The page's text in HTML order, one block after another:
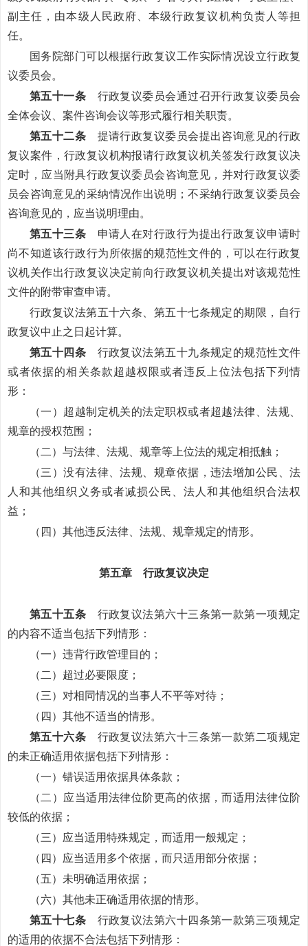
副主任，由本级人民政府、本级行政复议机构负责人等担
任。
国务院部门可以根据行政复议工作实际情况设立行政复
议委员会。
第五十一条 行政复议委员会通过召开行政复议委员会
全体会议、案件咨询会议等形式履行相关职责。
第五十二条 提请行政复议委员会提出咨询意见的行政
复议案件，行政复议机构报请行政复议机关签发行政复议决
定时，应当附具行政复议委员会咨询意见，并对行政复议委
员会咨询意见的采纳情况作出说明；不采纳行政复议委员会
咨询意见的，应当说明理由。
第五十三条 申请人在对行政行为提出行政复议申请时
尚不知道该行政行为所依据的规范性文件的，可以在行政复
议机关作出行政复议决定前向行政复议机关提出对该规范性
文件的附带审查申请。
行政复议法第五十六条、第五十七条规定的期限，自行
政复议中止之日起计算。
第五十四条 行政复议法第五十九条规定的规范性文件
或者依据的相关条款超越权限或者违反上位法包括下列情
形：
（一）超越制定机关的法定职权或者超越法律、法规、
规章的授权范围；
（二）与法律、法规、规章等上位法的规定相抵触；
（三）没有法律、法规、规章依据，违法增加公民、法
人和其他组织义务或者减损公民、法人和其他组织合法权
益；
（四）其他违反法律、法规、规章规定的情形。
第五章 行政复议决定
第五十五条 行政复议法第六十三条第一款第一项规定
的内容不适当包括下列情形：
（一）违背行政管理目的；
（二）超过必要限度；
（三）对相同情况的当事人不平等对待；
（四）其他不适当的情形。
第五十六条 行政复议法第六十三条第一款第二项规定
的未正确适用依据包括下列情形：
（一）错误适用依据具体条款；
（二）应当适用法律位阶更高的依据，而适用法律位阶
较低的依据；
（三）应当适用特殊规定，而适用一般规定；
（四）应当适用多个依据，而只适用部分依据；
（五）未明确适用依据；
（六）其他未正确适用依据的情形。
第五十七条 行政复议法第六十四条第一款第三项规定
的适用的依据不合法包括下列情形：